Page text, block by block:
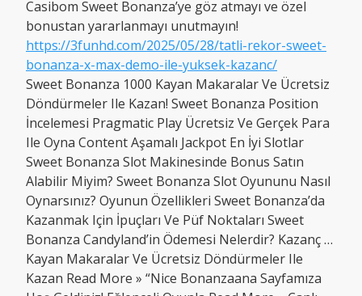
Casibom Sweet Bonanza’ye göz atmayı ve özel
bonustan yararlanmayı unutmayın!
https://3funhd.com/2025/05/28/tatli-rekor-sweet-
bonanza-x-max-demo-ile-yuksek-kazanc/
Sweet Bonanza 1000 Kayan Makaralar Ve Ücretsiz
Döndürmeler Ile Kazan! Sweet Bonanza Position
İncelemesi Pragmatic Play Ücretsiz Ve Gerçek Para
Ile Oyna Content Aşamalı Jackpot En İyi Slotlar
Sweet Bonanza Slot Makinesinde Bonus Satın
Alabilir Miyim? Sweet Bonanza Slot Oyununu Nasıl
Oynarsınız? Oyunun Özellikleri Sweet Bonanza’da
Kazanmak Için İpuçları Ve Püf Noktaları Sweet
Bonanza Candyland’in Ödemesi Nelerdir? Kazanç …
Kayan Makaralar Ve Ücretsiz Döndürmeler Ile
Kazan Read More » “Nice Bonanzaana Sayfamıza